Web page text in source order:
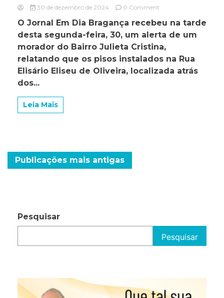
30 de dezembro de 2024 0 Commenton
pede
providências
rua
danificada
no
O Jornal Em Dia Bragança recebeu na tarde
desta segunda-feira, 30, um alerta de um
morador do Bairro Julieta Cristina,
relatando que os pisos instalados na Rua
Elisário Eliseu de Oliveira, localizada atrás
dos...
Leia Mais
Navegação
Publicações mais antigas
Pesquisar
Pesquisar